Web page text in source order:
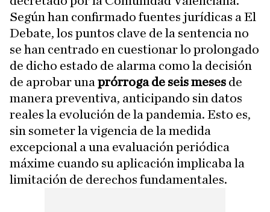
Según han confirmado fuentes jurídicas a El
Debate, los puntos clave de la sentencia no
se han centrado en cuestionar lo prolongado
de dicho estado de alarma como la decisión
de aprobar una prórroga de seis meses de
manera preventiva, anticipando sin datos
reales la evolución de la pandemia. Esto es,
sin someter la vigencia de la medida
excepcional a una evaluación periódica
máxime cuando su aplicación implicaba la
limitación de derechos fundamentales.